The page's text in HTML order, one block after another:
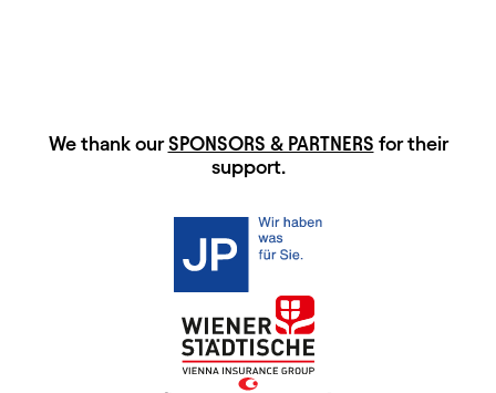
HAUPTSPONSOREN
We thank ourSPONSORS & PARTNERS for their
support.